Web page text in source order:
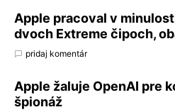
Apple pracoval v
dvoch Extreme čipoch,
pridaj komentár
Apple žaluje OpenAI pre
špionáž